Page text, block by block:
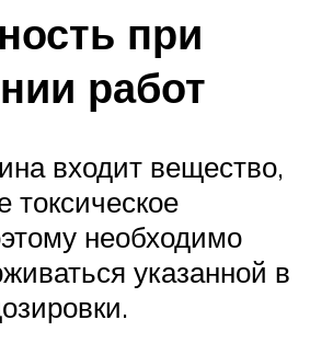
при
работ
входит вещество,
необходимо
указанной в